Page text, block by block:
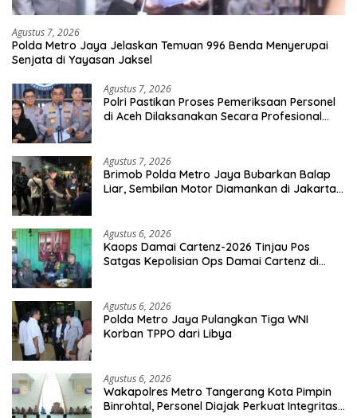
Agustus 7, 2026
Polda Metro Jaya Jelaskan Temuan 996 Benda Menyerupai
Senjata di Yayasan Jaksel
Agustus 7, 2026
Polri Pastikan Proses Pemeriksaan Personel
di Aceh Dilaksanakan Secara Profesional
Agustus 7, 2026
Brimob Polda Metro Jaya Bubarkan Balap
Liar, Sembilan Motor Diamankan di Jakarta
Agustus 6, 2026
Kaops Damai Cartenz-2026 Tinjau Pos
Satgas Kepolisian Ops Damai Cartenz di
Agustus 6, 2026
Polda Metro Jaya Pulangkan Tiga WNI
Korban TPPO dari Libya
Agustus 6, 2026
Wakapolres Metro Tangerang Kota Pimpin
Binrohtal, Personel Diajak Perkuat Integritas